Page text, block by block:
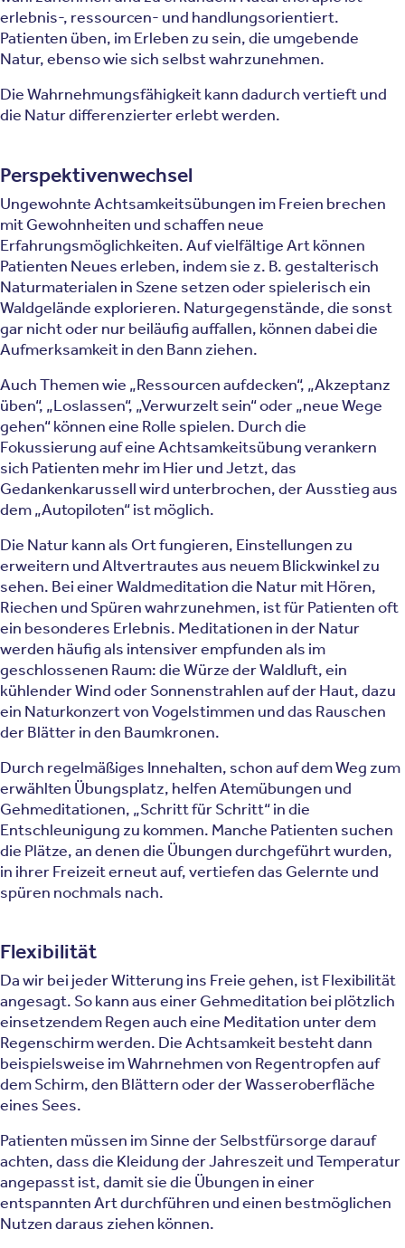
erlebnis-, ressourcen- und handlungsorientiert.
Patienten üben, im Erleben zu sein, die umgebende
Natur, ebenso wie sich selbst wahrzunehmen.
Die Wahrnehmungsfähigkeit kann dadurch vertieft und
die Natur differenzierter erlebt werden.
Perspektivenwechsel
Ungewohnte Achtsamkeitsübungen im Freien brechen
mit Gewohnheiten und schaffen neue
Erfahrungsmöglichkeiten. Auf vielfältige Art können
Patienten Neues erleben, indem sie z. B. gestalterisch
Naturmaterialen in Szene setzen oder spielerisch ein
Waldgelände explorieren. Naturgegenstände, die sonst
gar nicht oder nur beiläufig auffallen, können dabei die
Aufmerksamkeit in den Bann ziehen.
Auch Themen wie „Ressourcen aufdecken“, „Akzeptanz
üben“, „Loslassen“, „Verwurzelt sein“ oder „neue Wege
gehen“ können eine Rolle spielen. Durch die
Fokussierung auf eine Achtsamkeitsübung verankern
sich Patienten mehr im Hier und Jetzt, das
Gedankenkarussell wird unterbrochen, der Ausstieg aus
dem „Autopiloten“ ist möglich.
Die Natur kann als Ort fungieren, Einstellungen zu
erweitern und Altvertrautes aus neuem Blickwinkel zu
sehen. Bei einer Waldmeditation die Natur mit Hören,
Riechen und Spüren wahrzunehmen, ist für Patienten oft
ein besonderes Erlebnis. Meditationen in der Natur
werden häufig als intensiver empfunden als im
geschlossenen Raum: die Würze der Waldluft, ein
kühlender Wind oder Sonnenstrahlen auf der Haut, dazu
ein Naturkonzert von Vogelstimmen und das Rauschen
der Blätter in den Baumkronen.
Durch regelmäßiges Innehalten, schon auf dem Weg zum
erwählten Übungsplatz, helfen Atemübungen und
Gehmeditationen, „Schritt für Schritt“ in die
Entschleunigung zu kommen. Manche Patienten suchen
die Plätze, an denen die Übungen durchgeführt wurden,
in ihrer Freizeit erneut auf, vertiefen das Gelernte und
spüren nochmals nach.
Flexibilität
Da wir bei jeder Witterung ins Freie gehen, ist Flexibilität
angesagt. So kann aus einer Gehmeditation bei plötzlich
einsetzendem Regen auch eine Meditation unter dem
Regenschirm werden. Die Achtsamkeit besteht dann
beispielsweise im Wahrnehmen von Regentropfen auf
dem Schirm, den Blättern oder der Wasseroberfläche
eines Sees.
Patienten müssen im Sinne der Selbstfürsorge darauf
achten, dass die Kleidung der Jahreszeit und Temperatur
angepasst ist, damit sie die Übungen in einer
entspannten Art durchführen und einen bestmöglichen
Nutzen daraus ziehen können.